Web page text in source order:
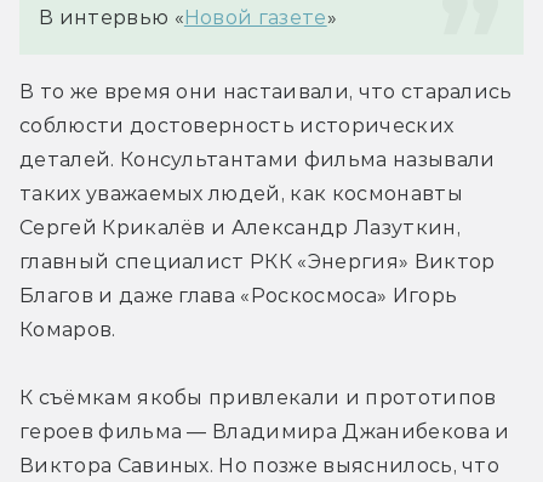
В интервью «Новой газете»
В то же время они настаивали, что старались
соблюсти достоверность исторических
деталей. Консультантами фильма называли
таких уважаемых людей, как космонавты
Сергей Крикалёв и Александр Лазуткин,
главный специалист РКК «Энергия» Виктор
Благов и даже глава «Роскосмоса» Игорь
Комаров.
К съёмкам якобы привлекали и прототипов
героев фильма — Владимира Джанибекова и
Виктора Савиных. Но позже выяснилось, что